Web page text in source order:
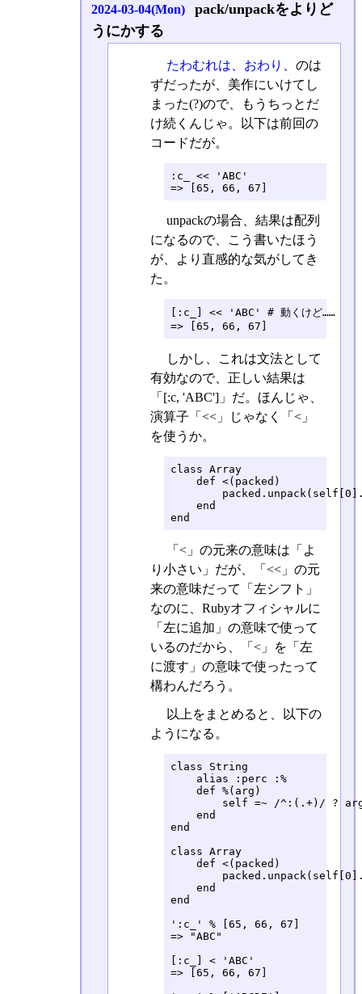
2024-03-04(Mon)
pack/unpackをよりど
うにかする
たわむれは、おわり
、のは
ずだったが、美作にいけてし
まった(?)ので、もうちっとだ
け続くんじゃ。以下は前回の
コードだが。
:c_ << 'ABC'
=> [65, 66, 67]
unpackの場合、結果は配列
になるので、こう書いたほう
が、より直感的な気がしてき
た。
[:c_] << 'ABC' # 動くけど……
=> [65, 66, 67]
しかし、これは文法として
有効なので、正しい結果は
「[:c, 'ABC']」だ。ほんじゃ、
演算子「<<」じゃなく「<」
を使うか。
class Array
    def <(packed)
    end
end
「<」の元来の意味は「よ
り小さい」だが、「<<」の元
来の意味だって「左シフト」
なのに、Rubyオフィシャルに
「左に追加」の意味で使って
いるのだから、「<」を「左
に渡す」の意味で使ったって
構わんだろう。
以上をまとめると、以下の
ようになる。
class String
    alias :perc :%
    def %(arg)
self =~ /^:(.+)/ ?
    end
end
class Array
    def <(packed)
    end
end
':c_' % [65, 66, 67]
=> "ABC"
[:c_] < 'ABC'
=> [65, 66, 67]